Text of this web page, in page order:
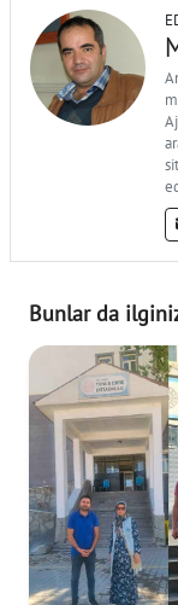
Bunlar da